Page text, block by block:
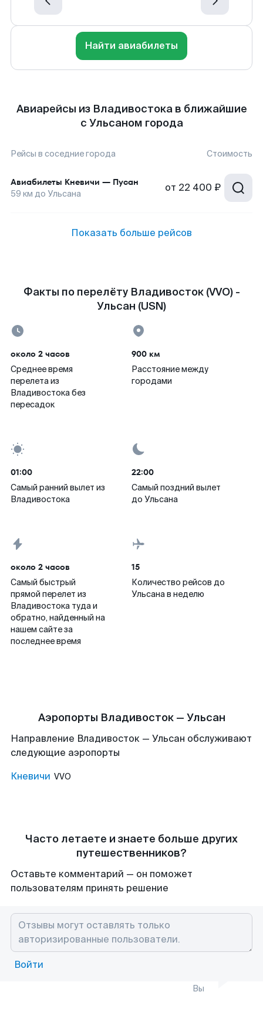
Найти авиабилеты
Авиарейсы из Владивостока в ближайшие
с Ульсаном города
Рейсы в соседние города Стоимость
Авиабилеты Кневичи — Пусан
59 км до Ульсана от 22 400 ₽
Показать больше рейсов
Факты по перелёту Владивосток (VVO) -
Ульсан (USN)
около 2 часов
Среднее время
перелета из
Владивостока без
пересадок
900 км
Расстояние между
городами
01:00
Самый ранний вылет из
Владивостока
22:00
Самый поздний вылет
до Ульсана
около 2 часов
Самый быстрый
прямой перелет из
Владивостока туда и
обратно, найденный на
нашем сайте за
последнее время
15
Количество рейсов до
Ульсана в неделю
Аэропорты Владивосток — Ульсан
Направление Владивосток — Ульсан обслуживают
следующие аэропорты
Кневичи VVO
Часто летаете и знаете больше других
путешественников?
Оставьте комментарий — он поможет
пользователям принять решение
Войти
Вы